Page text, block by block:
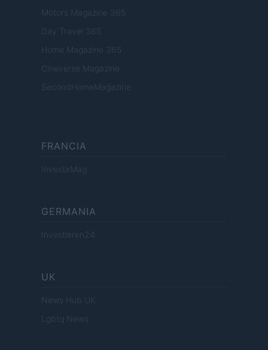
Motors Magazine 365
Day Travel 365
Home Magazine 365
Cineverse Magazine
SecondHomeMagazine
FRANCIA
InvestirMag
GERMANIA
Investieren24
UK
News Hub UK
Lgbtq News